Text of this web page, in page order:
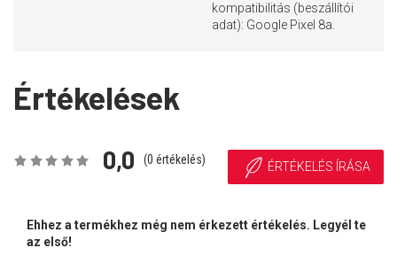
kompatibilitás (beszállítói
adat): Google Pixel 8a.
Értékelések
0,0 (0 értékelés) ÉRTÉKELÉS ÍRÁSA
Ehhez a termékhez még nem érkezett értékelés. Legyél te
az első!